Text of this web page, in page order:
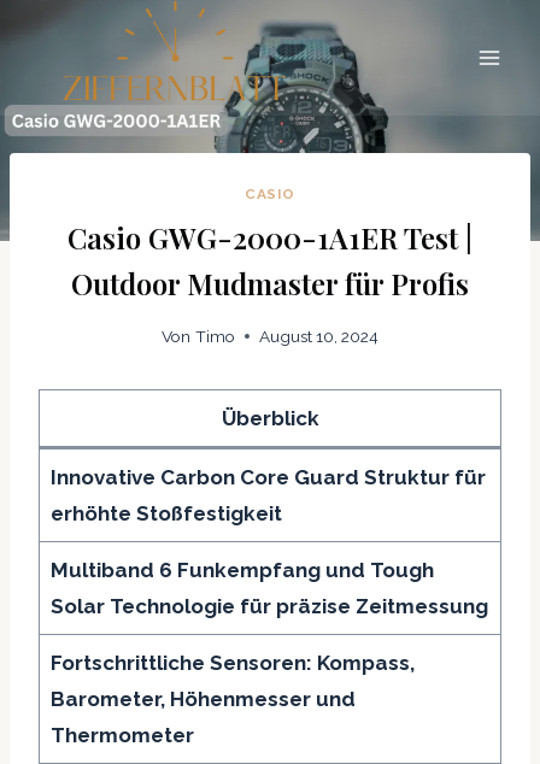
springen
CASIO
Casio GWG-2000-1A1ER Test |
Outdoor Mudmaster für Profis
Von Timo August 10, 2024
Überblick
Innovative Carbon Core Guard Struktur für
erhöhte Stoßfestigkeit
Multiband 6 Funkempfang und Tough
Solar Technologie für präzise Zeitmessung
Fortschrittliche Sensoren: Kompass,
Barometer, Höhenmesser und
Thermometer